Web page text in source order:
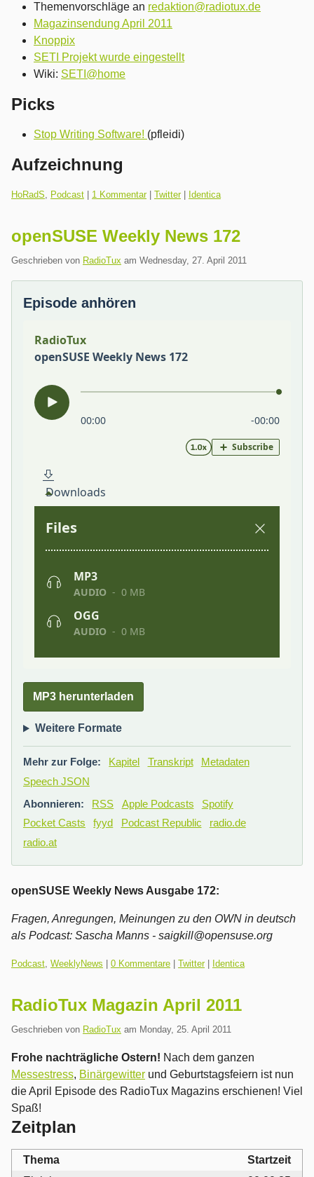
Themenvorschläge an redaktion@radiotux.de
Magazinsendung April 2011
Knoppix
SETI Projekt wurde eingestellt
Wiki: SETI@home
Picks
Stop Writing Software! (pfleidi)
Aufzeichnung
Kategorien:
HoRadS, Podcast 1 Kommentar| Twitter| Identica
openSUSE Weekly News 172
Geschrieben von RadioTux am Wednesday, 27. April 2011
Episode anhören
MP3 herunterladen
Weitere Formate
Mehr zur Folge: Kapitel Transkript
Metadaten
Speech JSON
Abonnieren:
RSS Apple Podcasts
Spotify
Pocket Casts
fyyd Podcast Republic
radio.de
radio.at
openSUSE Weekly News Ausgabe 172:
Fragen, Anregungen, Meinungen zu den OWN in deutsch
als Podcast: Sascha Manns - saigkill@opensuse.org
Kategorien:
Podcast WeeklyNews 0 Kommentare Twitter| Identica
RadioTux Magazin April 2011
Geschrieben von RadioTux am Monday, 25. April 2011
Frohe nachträgliche Ostern! Nach dem ganzen
Messestress, Binärgewitter und Geburtstagsfeiern ist nun
die April Episode des RadioTux Magazins erschienen! Viel
Spaß!
Zeitplan
Thema
Startzeit